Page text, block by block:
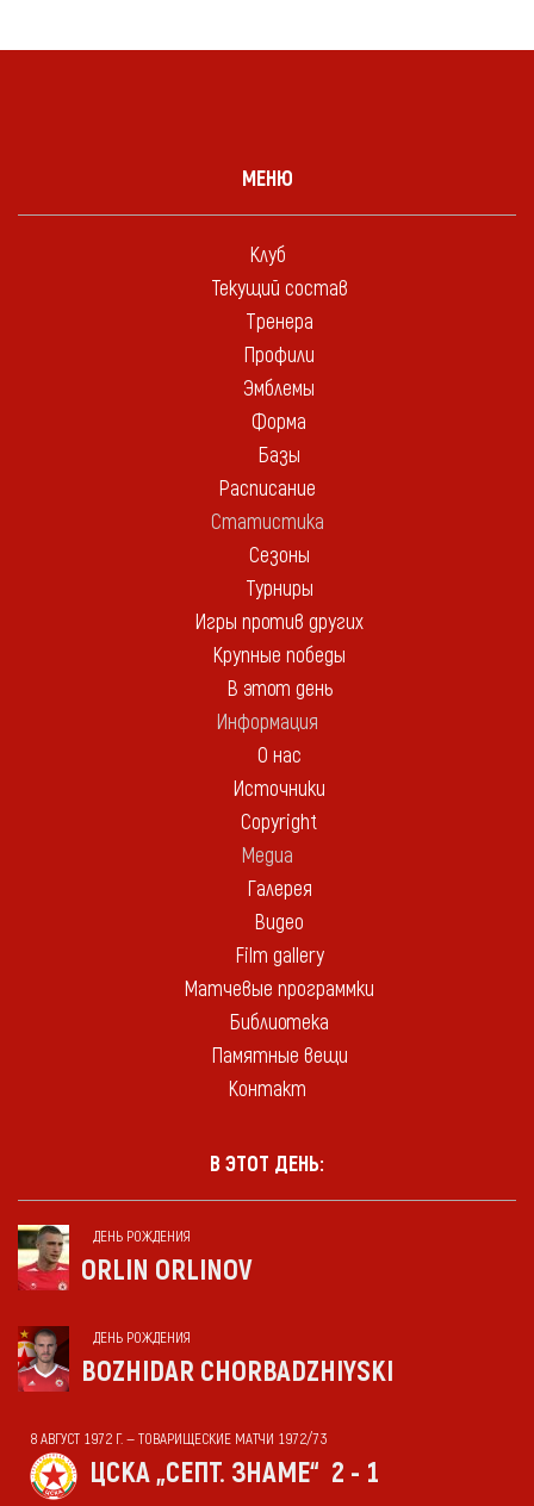
МЕНЮ
Клуб
Текущий состав
Тренера
Профили
Эмблемы
Форма
Базы
Расписание
Статистика
Сезоны
Турниры
Игры против других
Крупные победы
В этот день
Информация
О нас
Источники
Copyright
Медиа
Галерея
Видео
Film gallery
Матчевые программки
Библиотека
Памятные вещи
Контакт
В ЭТОТ ДЕНЬ:
ДЕНЬ РОЖДЕНИЯ
ORLIN ORLINOV
ДЕНЬ РОЖДЕНИЯ
BOZHIDAR CHORBADZHIYSKI
8 АВГУСТ 1972 Г. — ТОВАРИЩЕСКИЕ МАТЧИ 1972/73
ЦСКА „СЕПТ. ЗНАМЕ“ 2 - 1